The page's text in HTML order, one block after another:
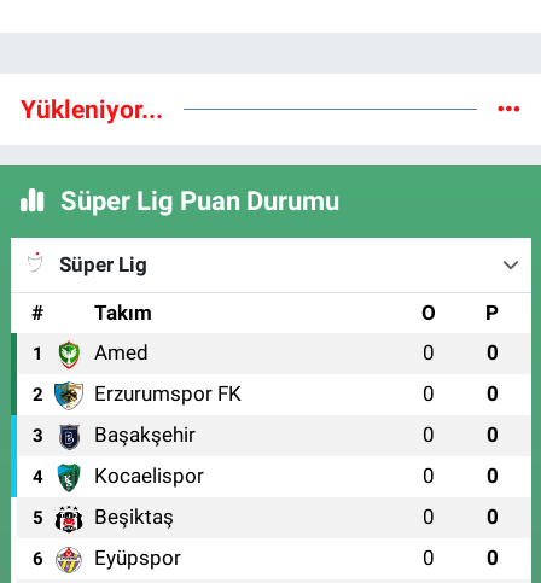
Yükleniyor...
Süper Lig Puan Durumu
Süper Lig
#
Takım O P
1 Amed 0 0
2 Erzurumspor FK 0 0
3 Başakşehir 0 0
4 Kocaelispor 0 0
5 Beşiktaş 0 0
6 Eyüpspor 0 0